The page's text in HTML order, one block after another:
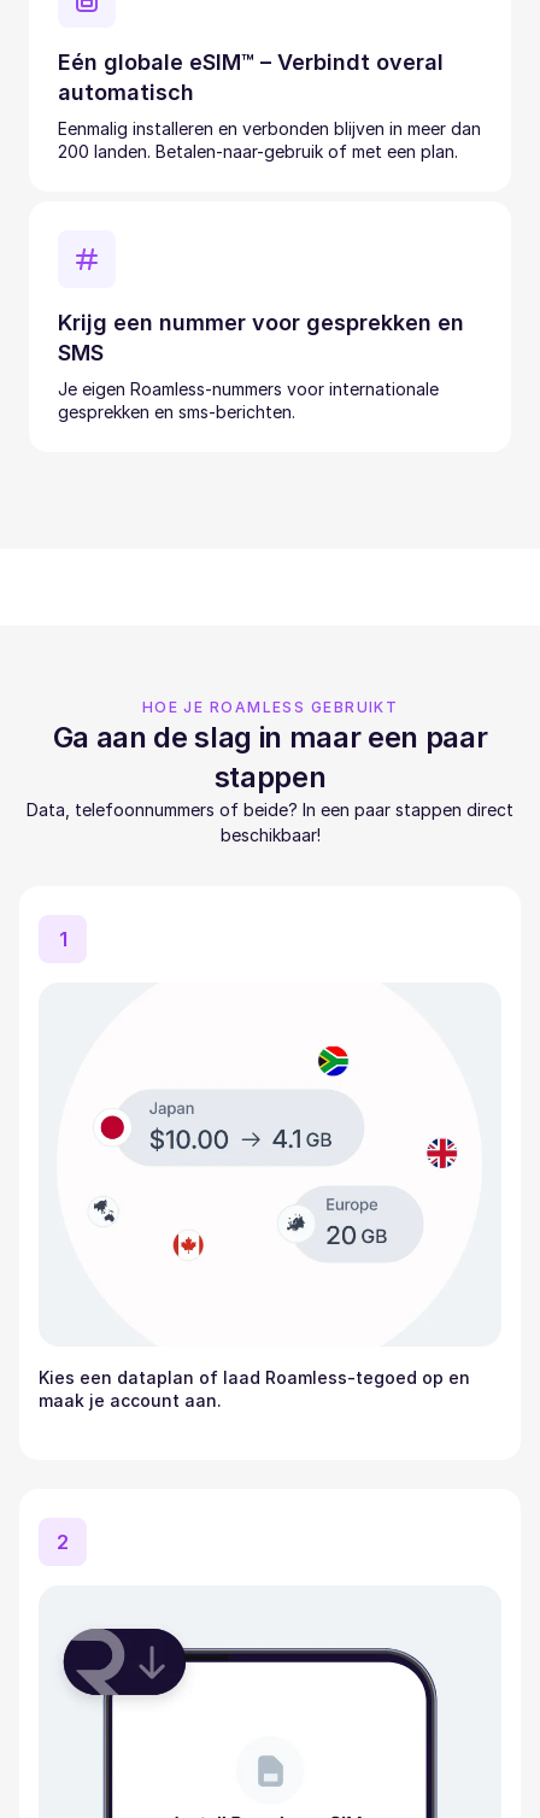
Eén globale eSIM™ – Verbindt overal
automatisch
Eenmalig installeren en verbonden blijven in meer dan
200 landen. Betalen-naar-gebruik of met een plan.
Krijg een nummer voor gesprekken en
SMS
Je eigen Roamless-nummers voor internationale
gesprekken en sms-berichten.
HOE JE ROAMLESS GEBRUIKT
Ga aan de slag in maar een paar
stappen
Data, telefoonnummers of beide? In een paar stappen direct
beschikbaar!
1
Kies een dataplan of laad Roamless-tegoed op en
maak je account aan.
2